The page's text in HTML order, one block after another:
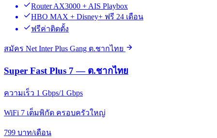
Router AX3000 + AIS Playbox
HBO MAX + Disney+ ฟรี 24 เดือน
ฟรีค่าติดตั้ง
สมัคร Net Inter Plus Gang ต.ชากไทย
Super Fast Plus 7 — ต.ชากไทย
ความเร็ว 1 Gbps/1 Gbps
WiFi 7 เต็มพิกัด ครอบครัวใหญ่
799 บาท/เดือน